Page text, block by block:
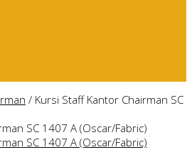
/ Kursi Staff Kantor Chairman SC